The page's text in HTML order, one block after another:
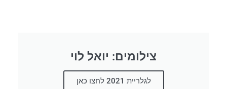
צילומים: יואל לוי
לגלריית 2021 לחצו כאן